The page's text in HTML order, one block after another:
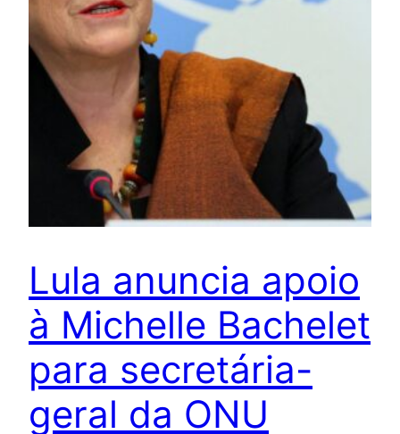
Lula anuncia apoio
à Michelle Bachelet
para secretária-
geral da ONU